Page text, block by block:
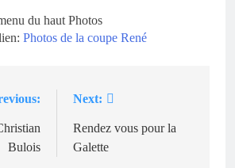
du haut Photos
Photos de la coupe René
Bulois
Next:
Rendez vous pour la
Galette